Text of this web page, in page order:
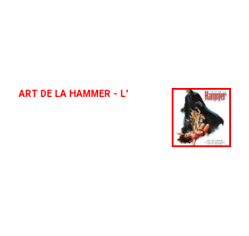
ART DE LA HAMMER - L'